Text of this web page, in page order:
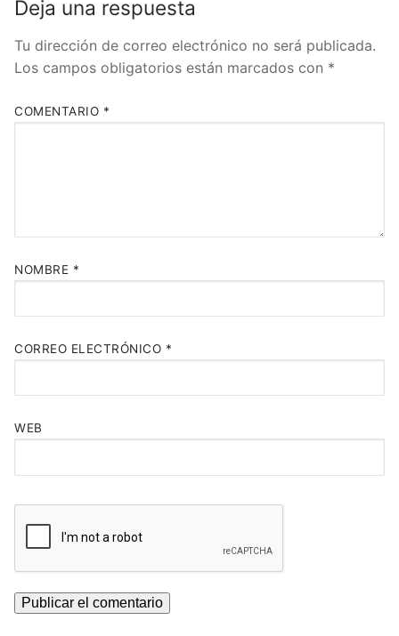
Deja una respuesta
Tu dirección de correo electrónico no será publicada.
Los campos obligatorios están marcados con *
COMENTARIO *
NOMBRE *
CORREO ELECTRÓNICO *
WEB